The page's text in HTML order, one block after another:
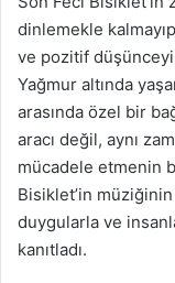
dinlemekle
ve pozitif
Yağmur altında
arasında özel bir
aracı değil, aynı
mücadele etmenin
Bisiklet’in
duygularla ve
kanıtladı.